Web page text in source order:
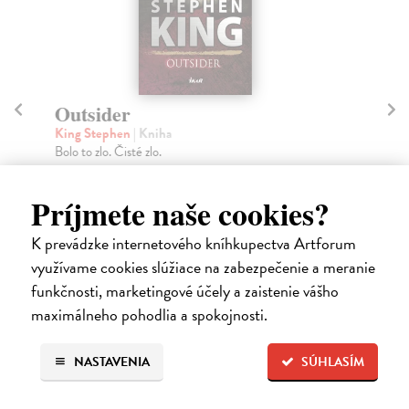
Príjmete naše cookies?
K prevádzke internetového kníhkupectva Artforum
využívame cookies slúžiace na zabezpečenie a meranie
funkčnosti, marketingové účely a zaistenie vášho
maximálneho pohodlia a spokojnosti.
SÚHLASÍM
NASTAVENIA
Nikdy neuhni
King Stephen | Kniha
Buď odvážny, vzopri sa strachu Keď polícia v
americkom meste Buckeye City dostane znepokojivý
Na sklade ?
24,15 €
24,90 € ?
Čitatelia s podobným vkusom si